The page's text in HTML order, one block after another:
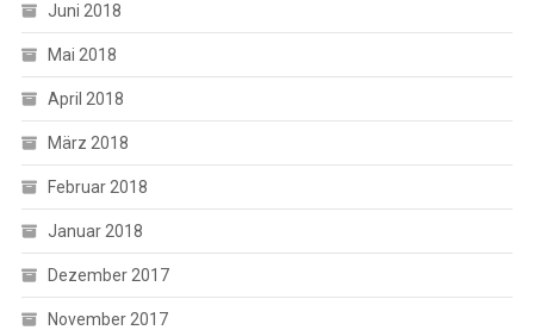
Juni 2018
Mai 2018
April 2018
März 2018
Februar 2018
Januar 2018
Dezember 2017
November 2017